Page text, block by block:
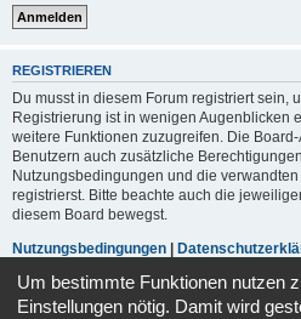
REGISTRIEREN
Du musst in diesem Forum registriert sein,
Registrierung ist in wenigen Augenblicken
weitere Funktionen zuzugreifen. Die
Benutzern auch zusätzliche
Nutzungsbedingungen und die
registrierst. Bitte beachte auch die
diesem Board bewegst.
Nutzungsbedingungen
Registrieren
Um bestimmte Funktionen nutzen
Einstellungen nötig. Damit wird